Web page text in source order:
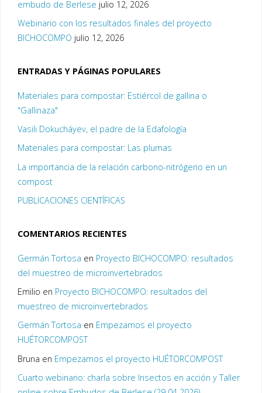
embudo de Berlese julio 12, 2026
Webinario con los resultados finales del proyecto
BICHOCOMPO julio 12, 2026
ENTRADAS Y PÁGINAS POPULARES
Materiales para compostar: Estiércol de gallina o
"Gallinaza"
Vasili Dokucháyev, el padre de la Edafología
Materiales para compostar: Las plumas
La importancia de la relación carbono-nitrógeno en un
compost
PUBLICACIONES CIENTÍFICAS
COMENTARIOS RECIENTES
Germán Tortosa en Proyecto BICHOCOMPO: resultados
del muestreo de microinvertebrados
Emilio en Proyecto BICHOCOMPO: resultados del
muestreo de microinvertebrados
Germán Tortosa en Empezamos el proyecto
HUÉTORCOMPOST
Bruna en Empezamos el proyecto HUÉTORCOMPOST
Cuarto webinario: charla sobre Insectos en acción y Taller